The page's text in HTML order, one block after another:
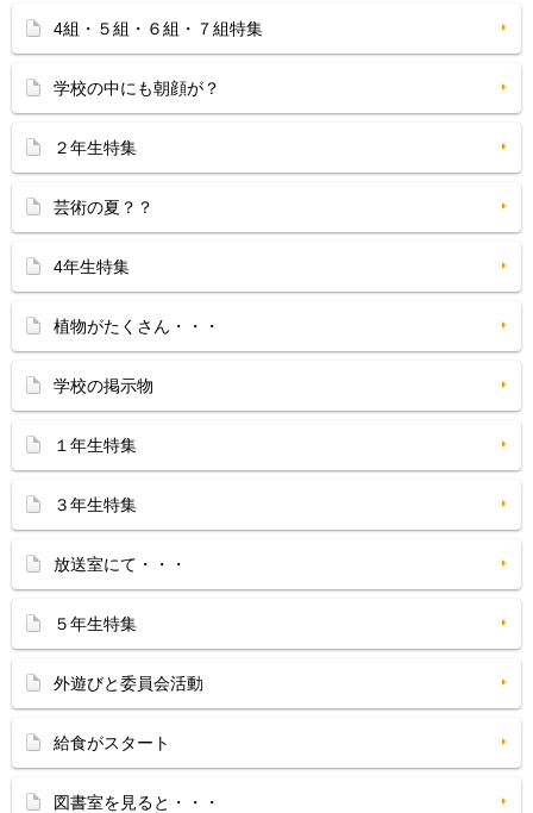
4組・５組・６組・７組特集
学校の中にも朝顔が？
２年生特集
芸術の夏？？
4年生特集
植物がたくさん・・・
学校の掲示物
１年生特集
３年生特集
放送室にて・・・
５年生特集
外遊びと委員会活動
給食がスタート
図書室を見ると・・・